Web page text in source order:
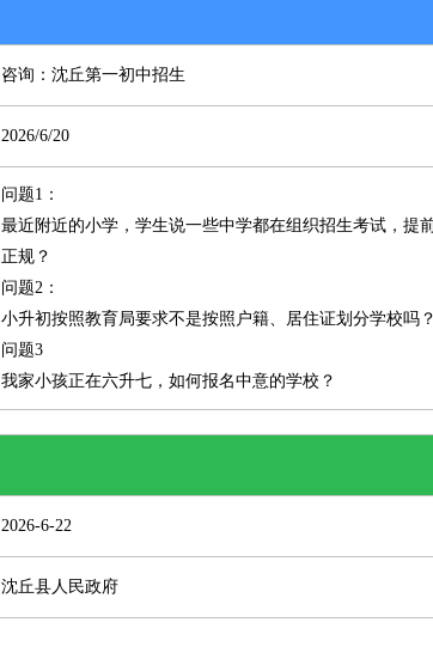
咨询：沈丘第一初中招生
2026/6/20
问题1：
最近附近的小学，学生说一些中学都在组织招生考试，提
正规？
问题2：
小升初按照教育局要求不是按照户籍、居住证划分学校吗？
问题3
我家小孩正在六升七，如何报名中意的学校？
2026-6-22
沈丘县人民政府